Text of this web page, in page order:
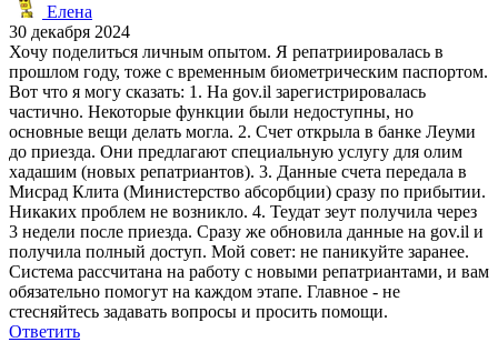
Елена
30 декабря 2024
Хочу поделиться личным опытом. Я репатриировалась в
прошлом году, тоже с временным биометрическим паспортом.
Вот что я могу сказать: 1. На gov.il зарегистрировалась
частично. Некоторые функции были недоступны, но
основные вещи делать могла. 2. Счет открыла в банке Леуми
до приезда. Они предлагают специальную услугу для олим
хадашим (новых репатриантов). 3. Данные счета передала в
Мисрад Клита (Министерство абсорбции) сразу по прибытии.
Никаких проблем не возникло. 4. Теудат зеут получила через
3 недели после приезда. Сразу же обновила данные на gov.il и
получила полный доступ. Мой совет: не паникуйте заранее.
Система рассчитана на работу с новыми репатриантами, и вам
обязательно помогут на каждом этапе. Главное - не
стесняйтесь задавать вопросы и просить помощи.
Ответить